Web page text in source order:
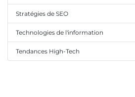
Stratégies de SEO
Technologies de l'information
Tendances High-Tech